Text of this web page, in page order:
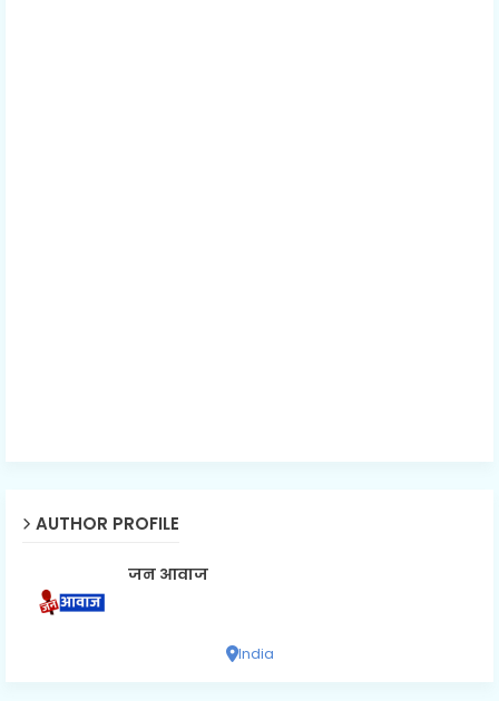
AUTHOR PROFILE
जन आवाज
India